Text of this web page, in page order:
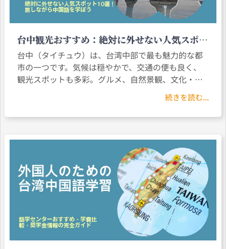
台中観光おすすめ：絶対に外せない人気スポッ
ト10選！旅しながら中国語を学ぼう
台中（タイチュウ）は、台湾中部で最も魅力的な都
市の一つです。気候は穏やかで、交通の便も良く、
観光スポットも多彩。グルメ、自然景観、文化・芸
術など、台中には何度も訪れたくなる理由がありま
す。本記事では、絶対に訪れたい台中の観光地10か
所を厳選し
続きを読む...